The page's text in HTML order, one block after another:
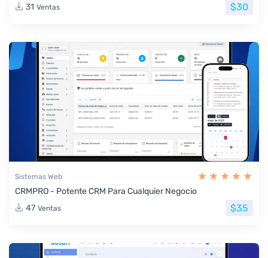
31 Ventas $30
Sistemas Web
CRMPRO - Potente CRM Para Cualquier Negocio
47 Ventas $35